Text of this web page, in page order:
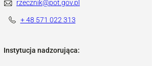
rzecznik@pot.gov.pl
+ 48 571 022 313
Instytucja nadzorująca: